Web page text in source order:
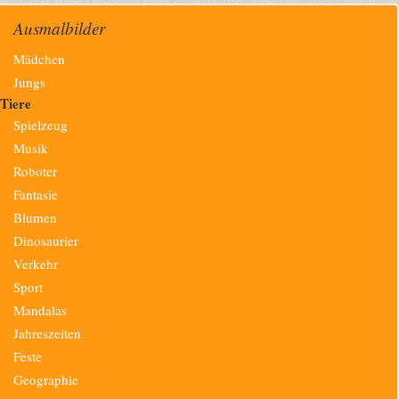
Ausmalbilder
Navigation
überspringen
Mädchen
Jungs
Tiere
Spielzeug
Musik
Roboter
Fantasie
Blumen
Dinosaurier
Verkehr
Sport
Mandalas
Jahreszeiten
Feste
Geographie